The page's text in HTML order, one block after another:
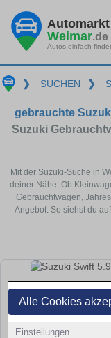
Alle Cookies
Einstellungen
Automarkt
Weimar.de
Autos einfach
❯ SUCHEN ❯
gebrauchte
Suzuki
Mit der Suzuki-Suche in
deiner Nähe. Ob
Gebrauchtwagen,
Angebot. So siehst du